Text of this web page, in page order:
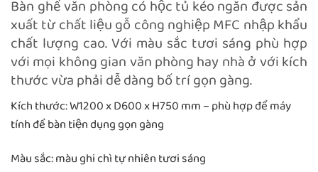
Bàn ghế văn phòng có hộc tủ kéo ngăn được sản
xuất từ chất liệu gỗ công nghiệp MFC nhập khẩu
chất lượng cao. Với màu sắc tươi sáng phù hợp
với mọi không gian văn phòng hay nhà ở với kích
thước vừa phải dễ dàng bố trí gọn gàng.
Kích thước: W1200 x D600 x H750 mm – phù hợp để máy
tính để bàn tiện dụng gọn gàng
Màu sắc: màu ghi chì tự nhiên tươi sáng